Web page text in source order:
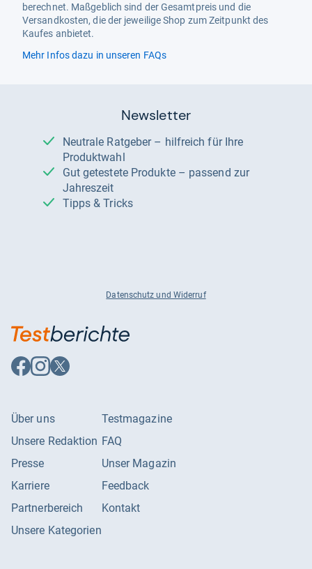
berechnet. Maßgeblich sind der Gesamtpreis und die
Versandkosten, die der jeweilige Shop zum Zeitpunkt des
Kaufes anbietet.
Mehr Infos dazu in unseren FAQs
Newsletter
Neutrale Ratgeber – hilfreich für Ihre
Produktwahl
Gut getestete Produkte – passend zur
Jahreszeit
Tipps & Tricks
Datenschutz und Widerruf
Auf
Facebook
Auf
Instagram
Auf
X
Über uns
Unsere Redaktion
Presse
Karriere
Partnerbereich
Unsere Kategorien
Testmagazine
FAQ
Unser Magazin
Feedback
Kontakt